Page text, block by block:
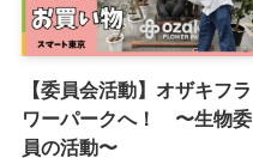
【委員会活動】オザキフラ
ワーパークへ！ 〜生物委
員の活動〜